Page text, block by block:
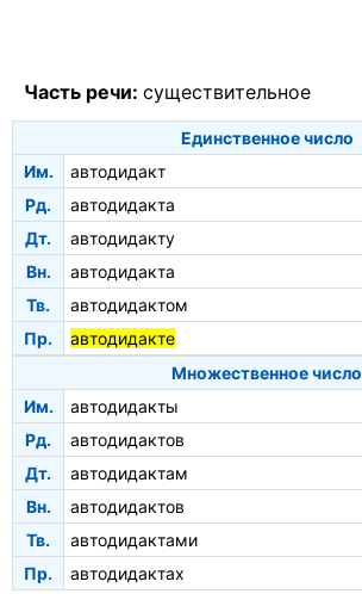
Часть речи: существительное
Единственное число
Им.
автодидакт
Рд.
автодидакта
Дт.
автодидакту
Вн.
автодидакта
Тв.
автодидактом
Пр.
автодидакте
Множественное число
Им.
автодидакты
Рд.
автодидактов
Дт.
автодидактам
Вн.
автодидактов
Тв.
автодидактами
Пр.
автодидактах